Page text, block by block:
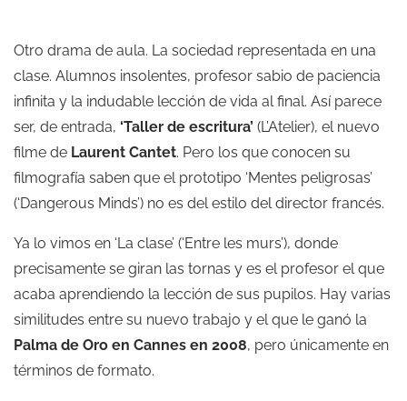
Otro drama de aula. La sociedad representada en una
clase. Alumnos insolentes, profesor sabio de paciencia
infinita y la indudable lección de vida al final. Así parece
ser, de entrada, ‘Taller de escritura’ (L’Atelier), el nuevo
filme de Laurent Cantet. Pero los que conocen su
filmografía saben que el prototipo ‘Mentes peligrosas’
(‘Dangerous Minds’) no es del estilo del director francés.
Ya lo vimos en ‘La clase’ (‘Entre les murs’), donde
precisamente se giran las tornas y es el profesor el que
acaba aprendiendo la lección de sus pupilos. Hay varias
similitudes entre su nuevo trabajo y el que le ganó la
Palma de Oro en Cannes en 2008, pero únicamente en
términos de formato.